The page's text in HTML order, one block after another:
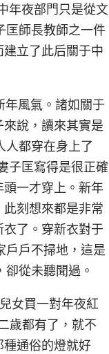
年夜部門只是從文
匡師長教師之一件
立了此后關于中
年風氣。諸如關于
說，讀來其實是
人都穿在身上了
子匡寫得是很正確
一才穿上。新年
刻想來都是非常
了。穿新衣對于
戶戶不掃地，這是
從未聽聞過。
女買一對年夜紅
歲都有了，就不
通俗的燈就好